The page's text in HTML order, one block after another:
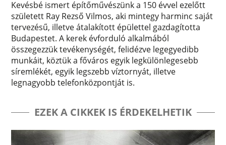
Kevésbé ismert építőművészünk a 150 évvel ezelőtt
született Ray Rezső Vilmos, aki mintegy harminc saját
tervezésű, illetve átalakított épülettel gazdagította
Budapestet. A kerek évforduló alkalmából
összegezzük tevékenységét, felidézve legegyedibb
munkáit, köztük a főváros egyik legkülönlegesebb
síremlékét, egyik legszebb víztornyát, illetve
legnagyobb telefonközpontját is.
EZEK A CIKKEK IS ÉRDEKELHETIK